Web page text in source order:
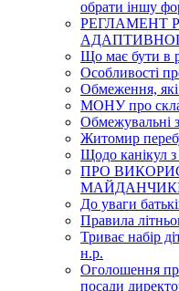
обрати іншу
РЕГЛАМЕНТ
Що має бути в
Особливості
Обмеження, які
МОНУ про
Обмежувальні
Житомир
Щодо канікул з
ПРО
До уваги
Правила
Триває набір
н.р.
Оголошення
посади